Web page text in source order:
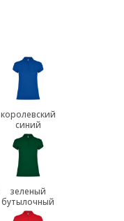
королевский
синий
зеленый
бутылочный